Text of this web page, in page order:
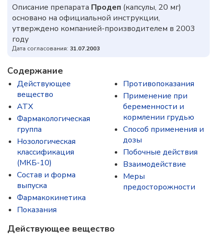
Описание препарата Продеп (капсулы, 20 мг)
основано на официальной инструкции,
утверждено компанией-производителем в 2003
году
Дата согласования: 31.07.2003
Содержание
Действующее
вещество
ATX
Фармакологическая
группа
Нозологическая
классификация
(МКБ-10)
Состав и форма
выпускa
Фармакокинетика
Показания
Противопоказания
Применение при
беременности и
кормлении грудью
Способ применения и
дозы
Побочные действия
Взаимодействие
Меры
предосторожности
Действующее вещество